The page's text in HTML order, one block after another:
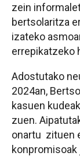
zein
bertsolaritza
izateko
errepikatzeko
Adostutako
2024an,
kasuen
zuen.
onartu zituen